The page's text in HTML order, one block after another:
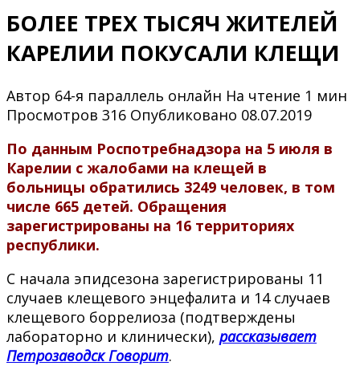
БОЛЕЕ ТРЕХ ТЫСЯЧ ЖИТЕЛЕЙ
КАРЕЛИИ ПОКУСАЛИ КЛЕЩИ
Автор 64-я параллель онлайн На чтение 1 мин
Просмотров 316 Опубликовано 08.07.2019
По данным Роспотребнадзора на 5 июля в
Карелии с жалобами на клещей в
больницы обратились 3249 человек, в том
числе 665 детей. Обращения
зарегистрированы на 16 территориях
республики.
С начала эпидсезона зарегистрированы 11
случаев клещевого энцефалита и 14 случаев
клещевого боррелиоза (подтверждены
лабораторно и клинически), рассказывает
Петрозаводск Говорит.